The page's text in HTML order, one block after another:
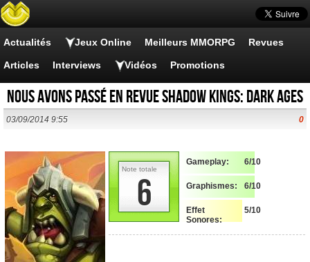
Actualités Jeux Online Meilleurs MMORPG Revues
Articles Interviews Vidéos Promotions
Nous avons passé en revue Shadow Kings: Dark Ages
03/09/2014 9:55 0
6
Note totale
Gameplay: 6/10
Graphismes: 6/10
Effet
Sonores:
5/10